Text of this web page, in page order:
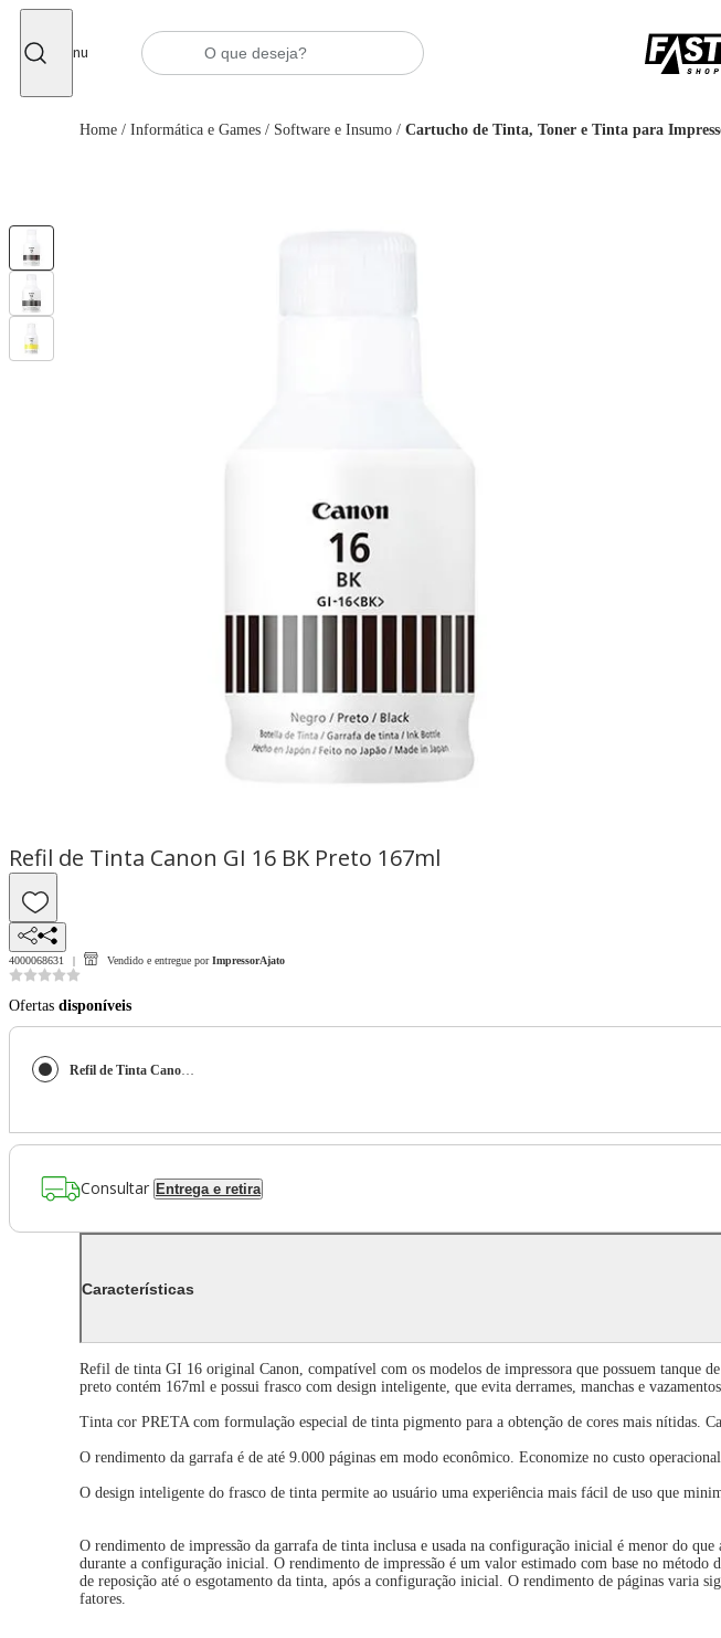
Menu
Home / Informática e Games / Software e Insumo / Cartucho de Tinta, Toner e Tinta para
Refil de Tinta Canon GI 16 BK Preto 167ml
4000068631 Vendido e entregue por ImpressorAjato
Ofertas disponíveis
Refil de Tinta Canon GI 16 BK Preto 167ml
Consultar Entrega e retira
Características
Refil de tinta GI 16 original Canon, compatível com os modelos de impressora que possuem tanque
preto contém 167ml e possui frasco com design inteligente, que evita derrames, manchas e
Tinta cor PRETA com formulação especial de tinta pigmento para a obtenção de cores mais nítidas.
O rendimento da garrafa é de até 9.000 páginas em modo econômico. Economize no custo
O design inteligente do frasco de tinta permite ao usuário uma experiência mais fácil de uso que
O rendimento de impressão da garrafa de tinta inclusa e usada na configuração inicial é menor do
durante a configuração inicial. O rendimento de impressão é um valor estimado com base no
de reposição até o esgotamento da tinta, após a configuração inicial. O rendimento de páginas varia
fatores.